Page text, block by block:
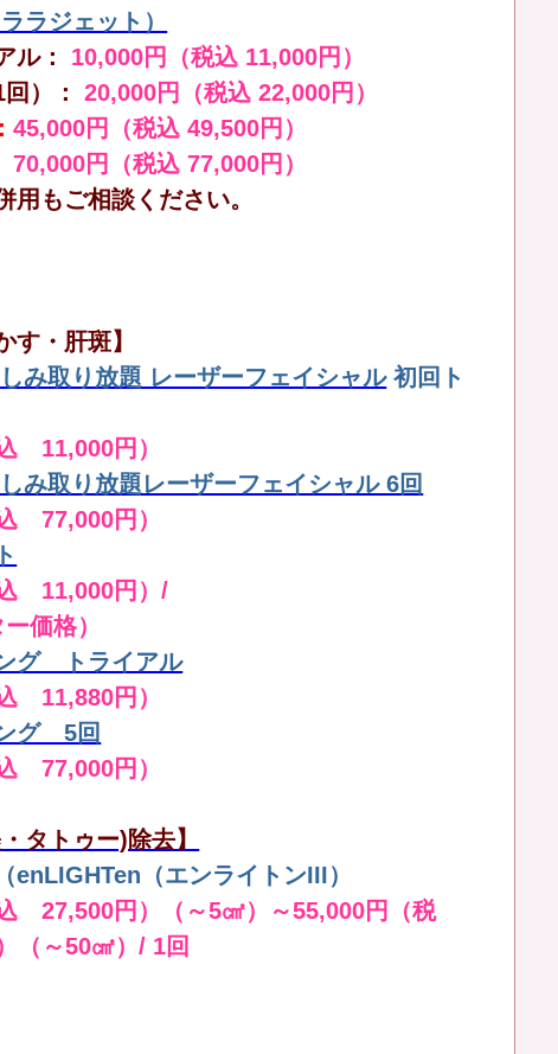
ラジェット）
ル： 10,000円（税込 11,000円）
）：
20,000円（税込 22,000円）
45,000円（税込 49,500円）
70,000円（税込 77,000円）
もご相談ください。
す・肝斑】
み取り放題 レーザーフェイシャル 初回ト
11,000円）
み取り放題レーザーフェイシャル 6回
77,000円）
11,000円）/
価格）
グ トライアル
11,880円）
グ 5回
77,000円）
タトゥー)除去】
enLIGHTen（エンライトンIII）
27,500円）（～5㎠）～55,000円（税
～50㎠）/ 1回